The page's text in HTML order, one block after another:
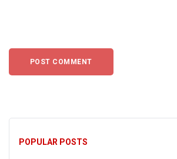
POPULAR POSTS